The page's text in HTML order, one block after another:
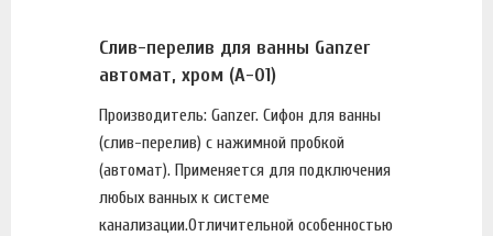
Слив-перелив для ванны Ganzer
автомат, хром (A-01)
Производитель: Ganzer. Сифон для ванны
(слив-перелив) с нажимной пробкой
(автомат). Применяется для подключения
любых ванных к системе
канализации.Отличительной особенностью